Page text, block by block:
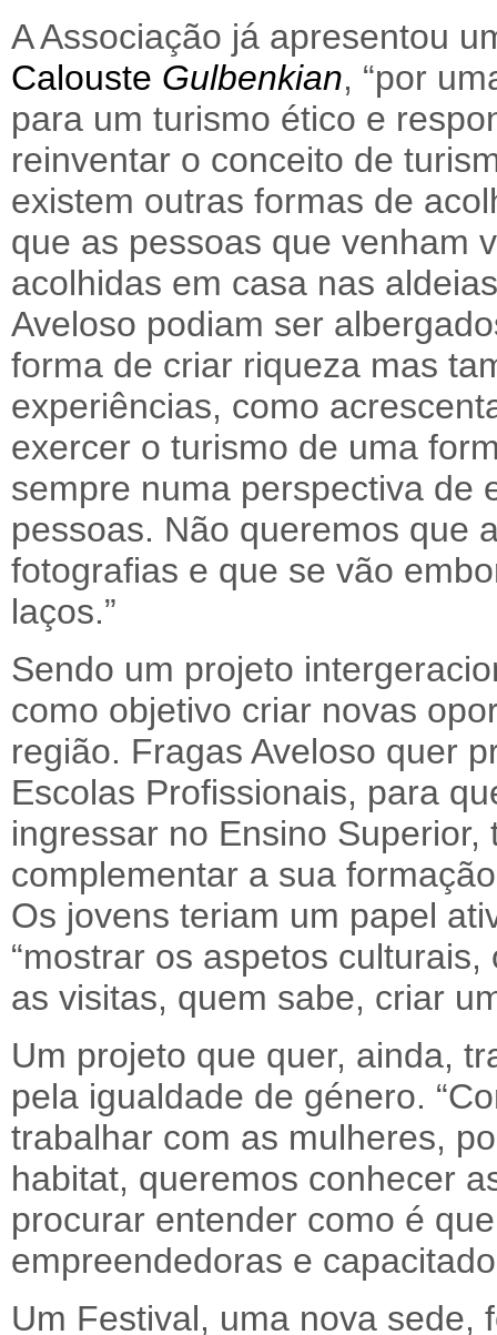
A Associação já apresentou
Calouste Gulbenkian, “por
para um turismo ético e
reinventar o conceito de
existem outras formas de
que as pessoas que venham
acolhidas em casa nas
Aveloso podiam ser
forma de criar riqueza mas
experiências, como
exercer o turismo de uma
sempre numa perspectiva de
pessoas. Não queremos que
fotografias e que se vão
laços.”
Sendo um projeto
como objetivo criar novas
região. Fragas Aveloso quer
Escolas Profissionais, para
ingressar no Ensino
complementar a sua
Os jovens teriam um papel
“mostrar os aspetos
as visitas, quem sabe, criar
Um projeto que quer, ainda,
pela igualdade de género.
trabalhar com as mulheres,
habitat, queremos conhecer
procurar entender como é
empreendedoras e
Um Festival, uma nova sede,